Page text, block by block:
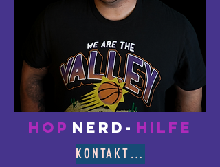
HOP NERD- HILFE
KONTAKTIEREN SIE SAM